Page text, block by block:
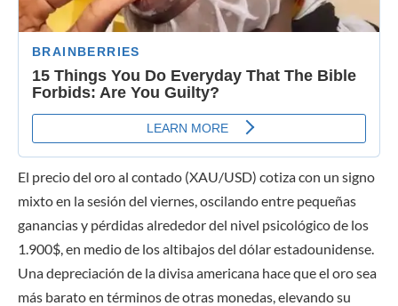
El precio del oro al contado (XAU/USD) cotiza con un signo
mixto en la sesión del viernes, oscilando entre pequeñas
ganancias y pérdidas alrededor del nivel psicológico de los
1.900$, en medio de los altibajos del dólar estadounidense.
Una depreciación de la divisa americana hace que el oro sea
más barato en términos de otras monedas, elevando su